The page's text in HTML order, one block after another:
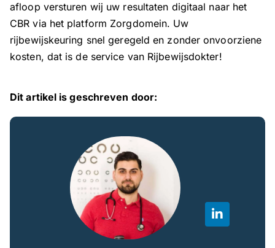
afloop versturen wij uw resultaten digitaal naar het
CBR via het platform Zorgdomein. Uw
rijbewijskeuring snel geregeld en zonder onvoorziene
kosten, dat is de service van Rijbewijsdokter!
Dit artikel is geschreven door: